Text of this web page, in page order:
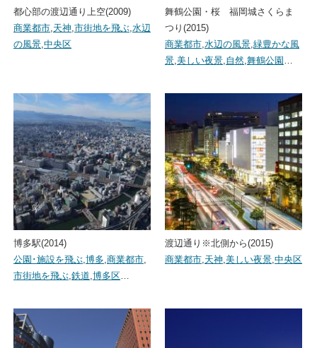
都心部の渡辺通り上空(2009)
商業都市,天神,市街地を飛ぶ,水辺
の風景,中央区
舞鶴公園・桜 福岡城さくらま
つり(2015)
商業都市,水辺の風景,緑豊かな風
景,美しい夜景,自然,舞鶴公園 …
博多駅(2014)
公園･施設を飛ぶ,博多,商業都市,
市街地を飛ぶ,鉄道,博多区…
渡辺通り※北側から(2015)
商業都市,天神,美しい夜景,中央区